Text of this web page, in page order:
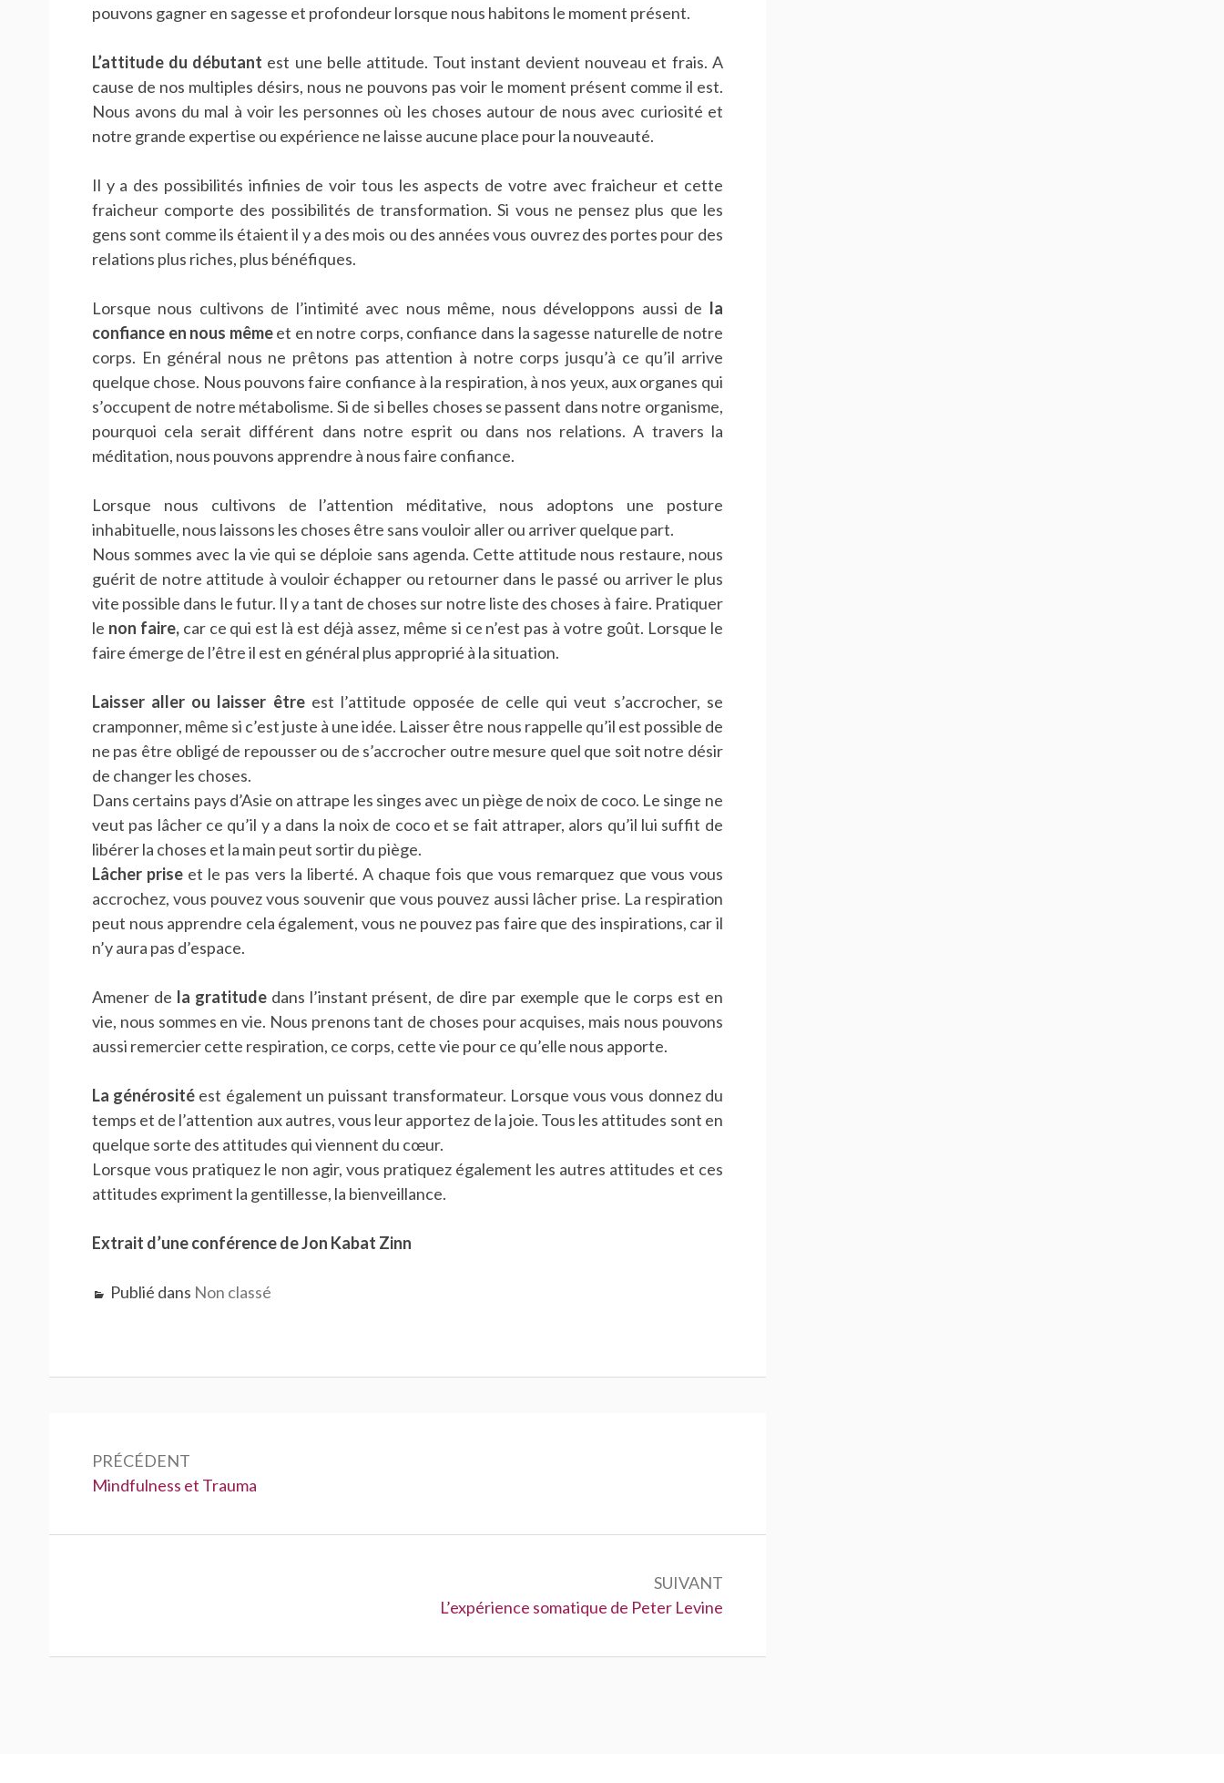
pouvons gagner en sagesse et profondeur lorsque nous habitons le moment présent.
L’attitude du débutant est une belle attitude. Tout instant devient nouveau et frais. A
cause de nos multiples désirs, nous ne pouvons pas voir le moment présent comme il est.
Nous avons du mal à voir les personnes où les choses autour de nous avec curiosité et
notre grande expertise ou expérience ne laisse aucune place pour la nouveauté.
Il y a des possibilités infinies de voir tous les aspects de votre avec fraicheur et cette
fraicheur comporte des possibilités de transformation. Si vous ne pensez plus que les
gens sont comme ils étaient il y a des mois ou des années vous ouvrez des portes pour des
relations plus riches, plus bénéfiques.
Lorsque nous cultivons de l’intimité avec nous même, nous développons aussi de la
confiance en nous mêmeet en notre corps, confiance dans la sagesse naturelle de notre
corps. En général nous ne prêtons pas attention à notre corps jusqu’à ce qu’il arrive
quelque chose. Nous pouvons faire confiance à la respiration, à nos yeux, aux organes qui
s’occupent de notre métabolisme. Si de si belles choses se passent dans notre organisme,
pourquoi cela serait différent dans notre esprit ou dans nos relations. A travers la
méditation, nous pouvons apprendre à nous faire confiance.
Lorsque nous cultivons de l’attention méditative, nous adoptons une posture
inhabituelle, nous laissons les choses être sans vouloir aller ou arriver quelque part.
Nous sommes avec la vie qui se déploie sans agenda. Cette attitude nous restaure, nous
guérit de notre attitude à vouloir échapper ou retourner dans le passé ou arriver le plus
vite possible dans le futur. Il y a tant de choses sur notre liste des choses à faire. Pratiquer
le non faire,car ce qui est là est déjà assez, même si ce n’est pas à votre goût. Lorsque le
faire émerge de l’être il est en général plus approprié à la situation.
Laisser aller ou laisser êtreest l’attitude opposée de celle qui veut s’accrocher, se
cramponner, même si c’est juste à une idée. Laisser être nous rappelle qu’il est possible de
ne pas être obligé de repousser ou de s’accrocher outre mesure quel que soit notre désir
de changer les choses.
Dans certains pays d’Asie on attrape les singes avec un piège de noix de coco. Le singe ne
veut pas lâcher ce qu’il y a dans la noix de coco et se fait attraper, alors qu’il lui suffit de
libérer la choses et la main peut sortir du piège.
Lâcher prise et le pas vers la liberté. A chaque fois que vous remarquez que vous vous
accrochez, vous pouvez vous souvenir que vous pouvez aussi lâcher prise. La respiration
peut nous apprendre cela également, vous ne pouvez pas faire que des inspirations, car il
n’y aura pas d’espace.
Amener de la gratitudedans l’instant présent, de dire par exemple que le corps est en
vie, nous sommes en vie. Nous prenons tant de choses pour acquises, mais nous pouvons
aussi remercier cette respiration, ce corps, cette vie pour ce qu’elle nous apporte.
La générosité est également un puissant transformateur. Lorsque vous vous donnez du
temps et de l’attention aux autres, vous leur apportez de la joie. Tous les attitudes sont en
quelque sorte des attitudes qui viennent du cœur.
Lorsque vous pratiquez le non agir, vous pratiquez également les autres attitudes et ces
attitudes expriment la gentillesse, la bienveillance.
Extrait d’une conférence de Jon Kabat Zinn
Publié dans Non classé
l’article
PRÉCÉDENT
Précédent :
Mindfulness et Trauma
SUIVANT
Suivant :
L’expérience somatique de Peter Levine